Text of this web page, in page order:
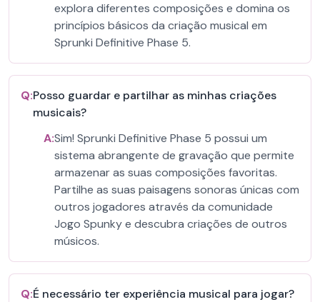
explora diferentes composições e domina os
princípios básicos da criação musical em
Sprunki Definitive Phase 5.
Q:Posso guardar e partilhar as minhas criações
musicais?
A:Sim! Sprunki Definitive Phase 5 possui um
sistema abrangente de gravação que permite
armazenar as suas composições favoritas.
Partilhe as suas paisagens sonoras únicas com
outros jogadores através da comunidade
Jogo Spunky e descubra criações de outros
músicos.
Q:É necessário ter experiência musical para jogar?